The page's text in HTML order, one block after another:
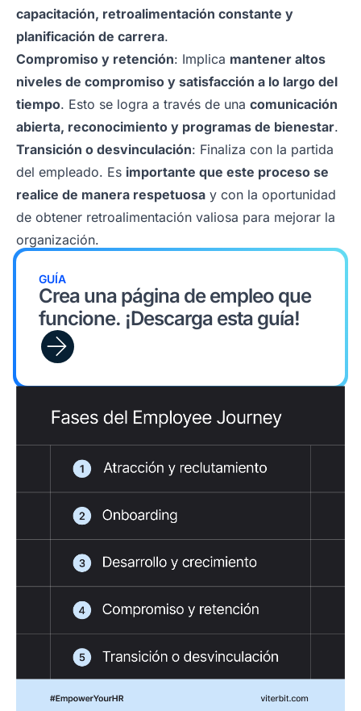
capacitación, retroalimentación constante y
planificación de carrera.
Compromiso y retención: Implica mantener altos
niveles de compromiso y satisfacción a lo largo del
tiempo. Esto se logra a través de una comunicación
abierta, reconocimiento y programas de bienestar.
Transición o desvinculación: Finaliza con la partida
del empleado. Es importante que este proceso se
realice de manera respetuosa y con la oportunidad
de obtener retroalimentación valiosa para mejorar la
organización.
GUÍA
Crea una página de empleo que
funcione. ¡Descarga esta guía!